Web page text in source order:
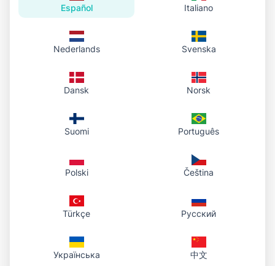
preferencias para ciertos sitios web. Sin embargo,
funcionalidad de nuestro servicio.
Cambios a esta Política de Cookies
en cuando. Le notificaremos cualquier cambio
publicando la nueva Política de Cookies en esta
actualización".
Contáctenos
contáctenos en
support@phototourl.com
Español Italiano
Nederlands Svenska
Dansk Norsk
Suomi Português
Polski Čeština
Türkçe Русский
Українська 中文